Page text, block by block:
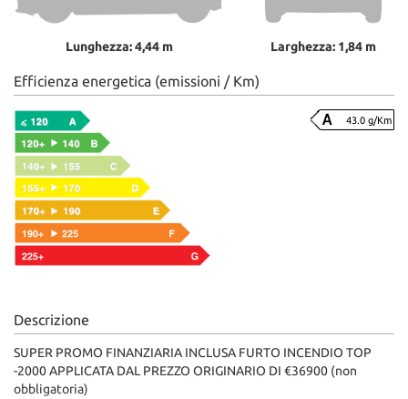
Lunghezza: 4,44 m Larghezza: 1,84 m
Efficienza energetica (emissioni / Km)
43.0 g/Km
Descrizione
SUPER PROMO FINANZIARIA INCLUSA FURTO INCENDIO TOP
-2000 APPLICATA DAL PREZZO ORIGINARIO DI €36900 (non
obbligatoria)